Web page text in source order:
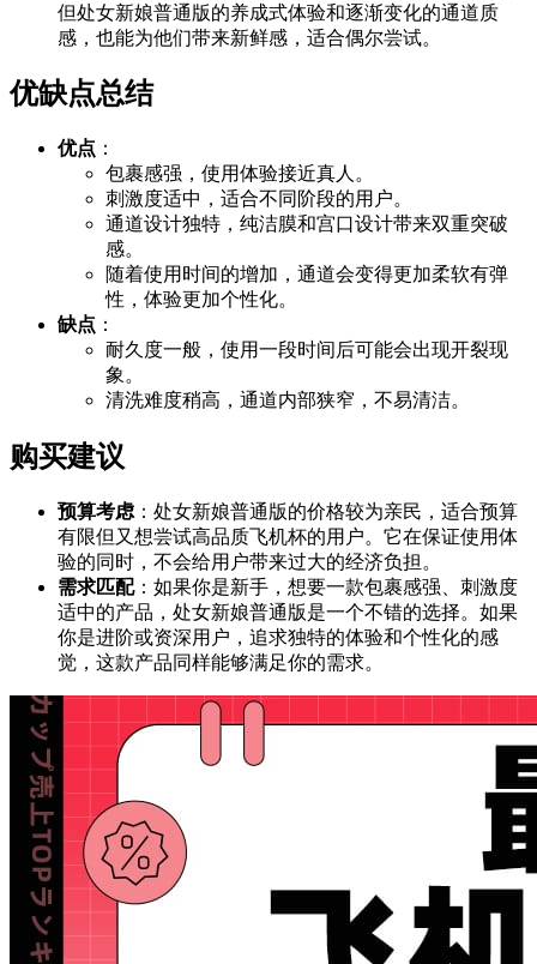
但处女新娘普通版的养成式体验和逐渐变化的通道质
感，也能为他们带来新鲜感，适合偶尔尝试。
优缺点总结
优点 ：
包裹感强，使用体验接近真人。
刺激度适中，适合不同阶段的用户。
通道设计独特，纯洁膜和宫口设计带来双重突破
感。
随着使用时间的增加，通道会变得更加柔软有弹
性，体验更加个性化。
缺点 ：
耐久度一般，使用一段时间后可能会出现开裂现
象。
清洗难度稍高，通道内部狭窄，不易清洁。
购买建议
预算考虑 ：处女新娘普通版的价格较为亲民，适合预算
有限但又想尝试高品质飞机杯的用户。它在保证使用体
验的同时，不会给用户带来过大的经济负担。
需求匹配：如果你是新手，想要一款包裹感强、刺激度
适中的产品，处女新娘普通版是一个不错的选择。如果
你是进阶或资深用户，追求独特的体验和个性化的感
觉，这款产品同样能够满足你的需求。